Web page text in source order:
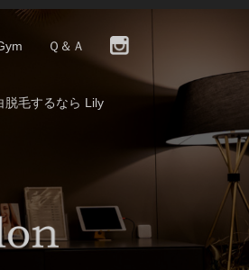
Ｑ＆Ａ
脱毛するなら Lily